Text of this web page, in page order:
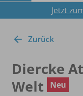
Jetzt
Zurück
Diercke
Welt
Neu